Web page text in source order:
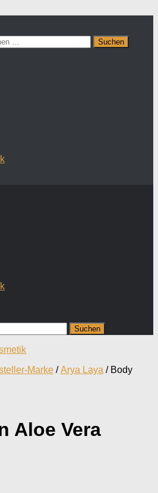
Marke /Arya Laya / Body
Aloe Vera